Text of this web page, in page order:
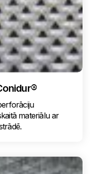
materiālu ar